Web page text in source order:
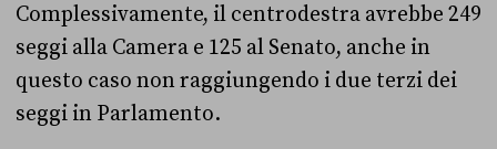
Complessivamente, il centrodestra avrebbe 249
seggi alla Camera e 125 al Senato, anche in
questo caso non raggiungendo i due terzi dei
seggi in Parlamento.